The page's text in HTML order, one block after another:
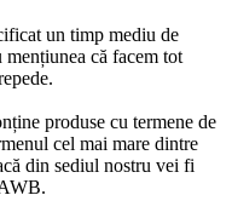
un timp mediu de
că facem tot
produse cu termene de
cel mai mare dintre
din sediul nostru vei fi